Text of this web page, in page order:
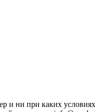
и ни при каких